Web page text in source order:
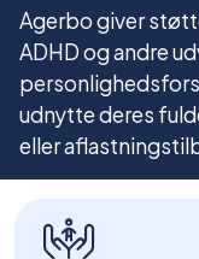
Agerbo giver
ADHD og andre
udnytte deres
eller